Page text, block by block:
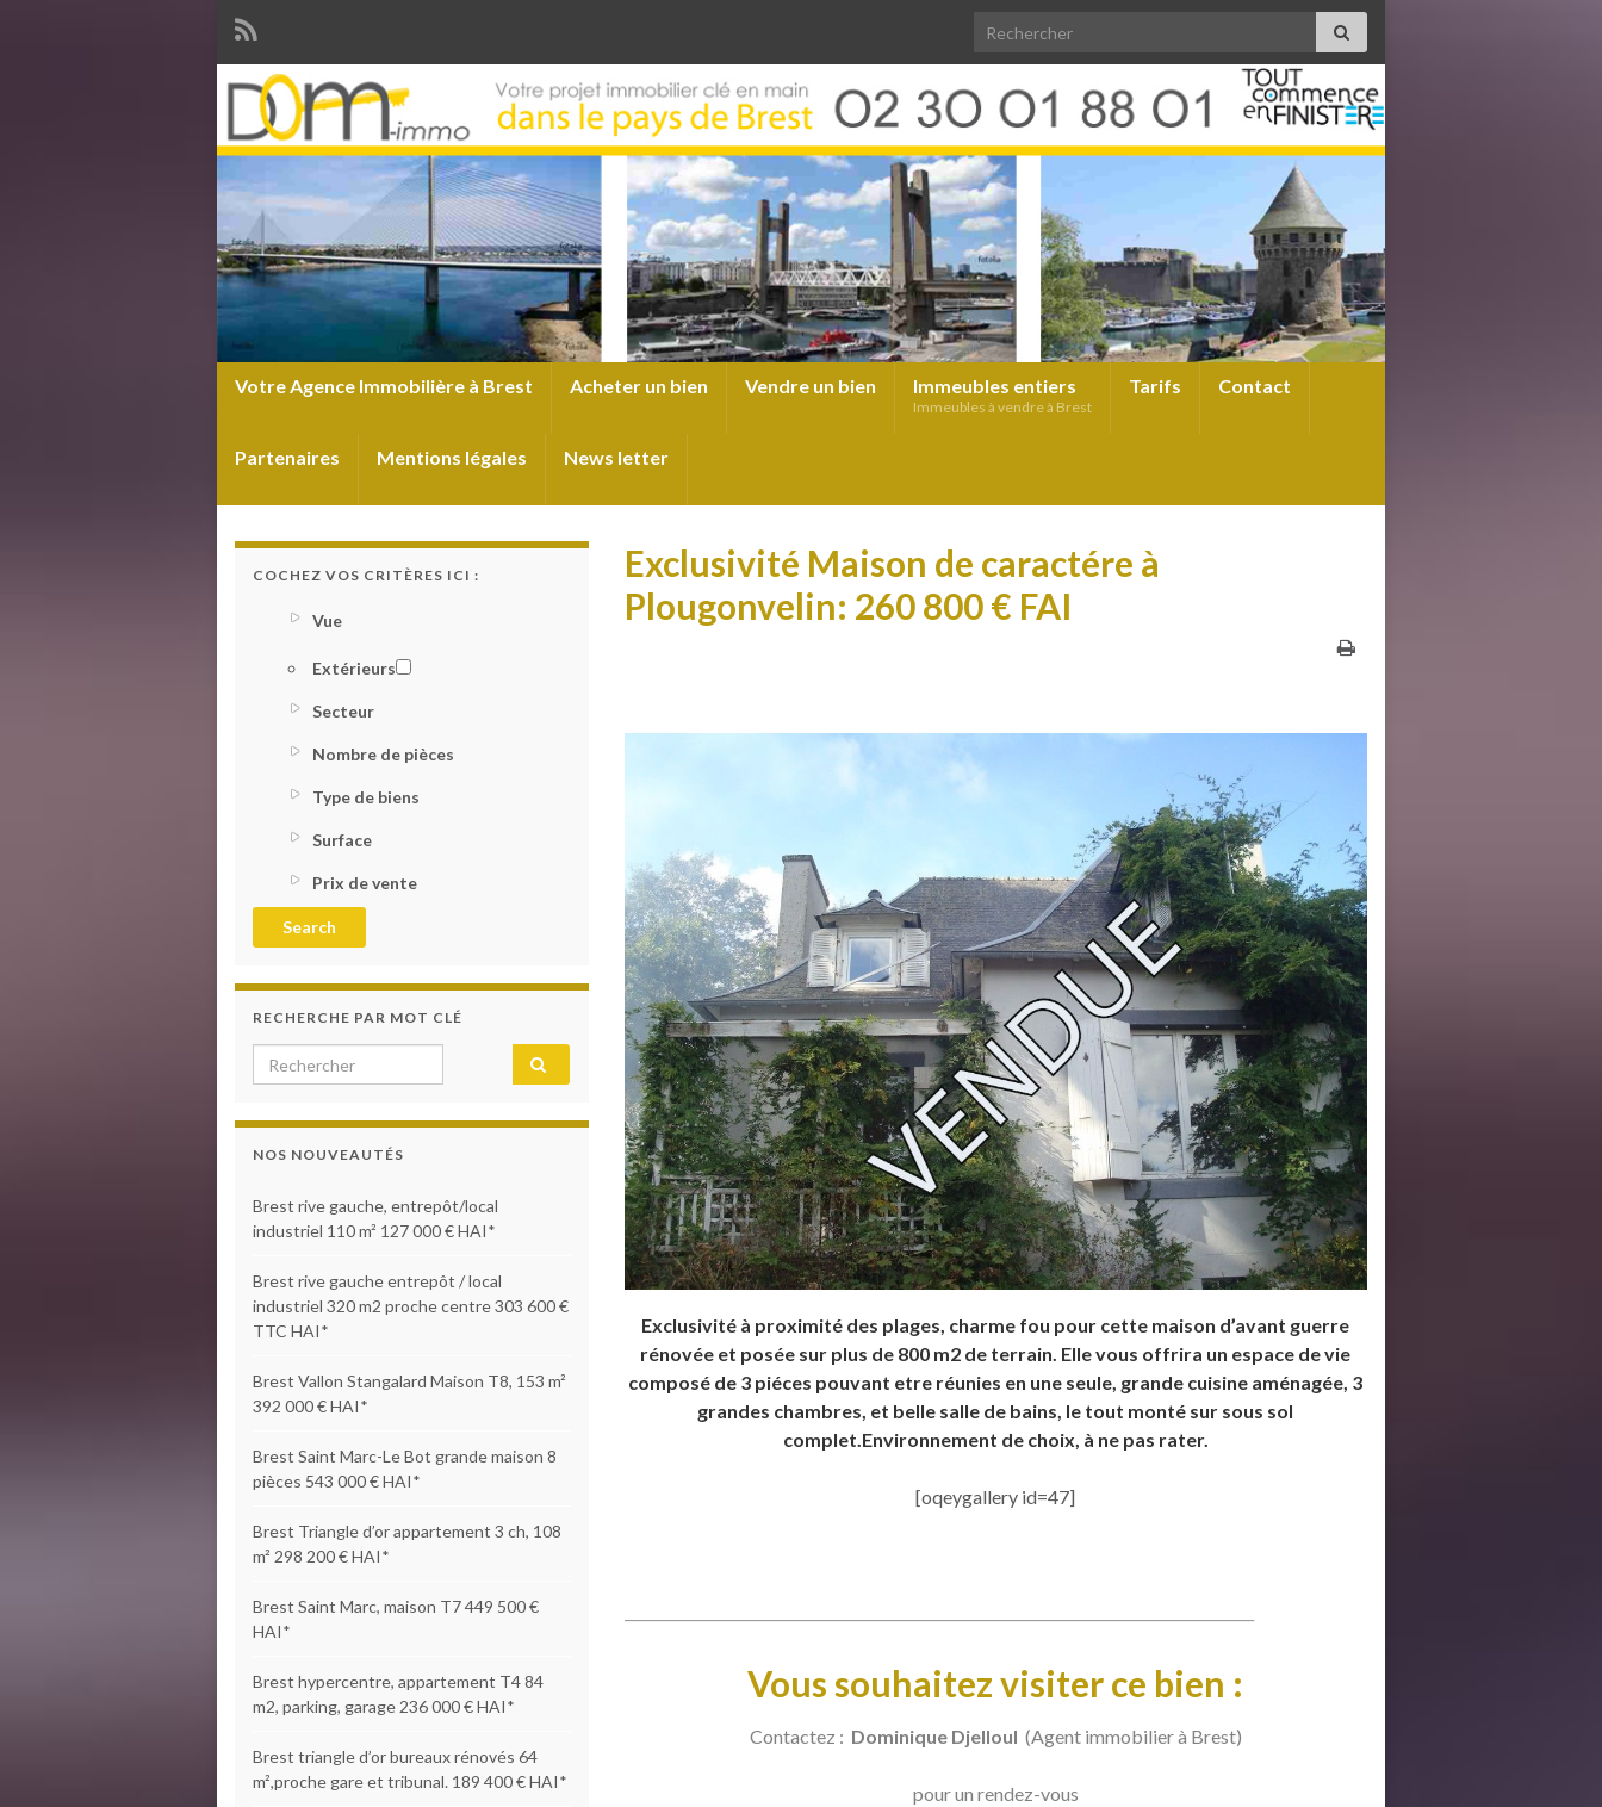
Votre Agence Immobilière à Brest Acheter un bien Vendre un bien Immeubles entiers
Immeubles à vendre à Brest
Tarifs Contact
Partenaires Mentions légales News letter
Exclusivité Maison de caractére à
Plougonvelin: 260 800 € FAI
Exclusivité à proximité des plages, charme fou pour cette maison d’avant guerre
rénovée et posée sur plus de 800 m2 de terrain. Elle vous offrira un espace de vie
composé de 3 piéces pouvant etre réunies en une seule, grande cuisine aménagée, 3
grandes chambres, et belle salle de bains, le tout monté sur sous sol
complet.Environnement de choix, à ne pas rater.
[oqeygallery id=47]
Vous souhaitez visiter ce bien :
Contactez : Dominique Djelloul (Agent immobilier à Brest)
pour un rendez-vous
COCHEZ VOS CRITÈRES ICI :
Vue
Extérieurs
Secteur
Nombre de pièces
Type de biens
Surface
Prix de vente
RECHERCHE PAR MOT CLÉ
NOS NOUVEAUTÉS
Brest rive gauche, entrepôt/local
industriel 110 m² 127 000 € HAI*
Brest rive gauche entrepôt / local
industriel 320 m2 proche centre 303 600 €
TTC HAI*
Brest Vallon Stangalard Maison T8, 153 m²
392 000 € HAI*
Brest Saint Marc-Le Bot grande maison 8
pièces 543 000 € HAI*
Brest Triangle d’or appartement 3 ch, 108
m² 298 200 € HAI*
Brest Saint Marc, maison T7 449 500 €
HAI*
Brest hypercentre, appartement T4 84
m2, parking, garage 236 000 € HAI*
Brest triangle d’or bureaux rénovés 64
m²,proche gare et tribunal. 189 400 € HAI*